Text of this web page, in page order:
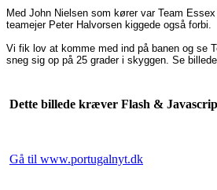
Med John Nielsen som kører var Team
teamejer Peter Halvorsen kiggede også forbi.
Vi fik lov at komme med ind på banen og se
sneg sig op på 25 grader i skyggen. Se